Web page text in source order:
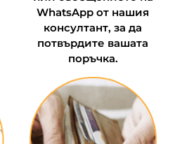
WhatsApp от нашия
консултант, за да
потвърдите вашата
поръчка.